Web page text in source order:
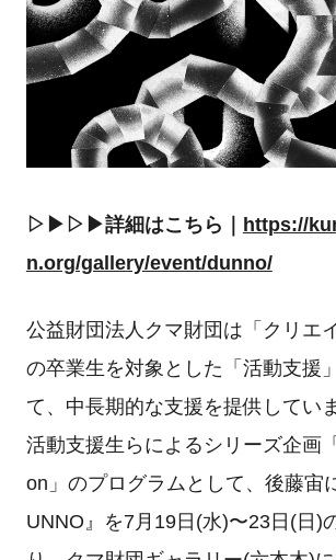
▷▶︎▷▶︎詳細はこちら｜ https://
n.org/gallery/event/dunno/
公益財団法人クマ財団は「クリエ
の卒業生を対象とした「活動支援
て、中長期的な支援を提供してい
活動支援生らによるシリーズ企画
on」のプログラムとして、後藤宙
UNNO』を7月19日(水)〜23日(日)